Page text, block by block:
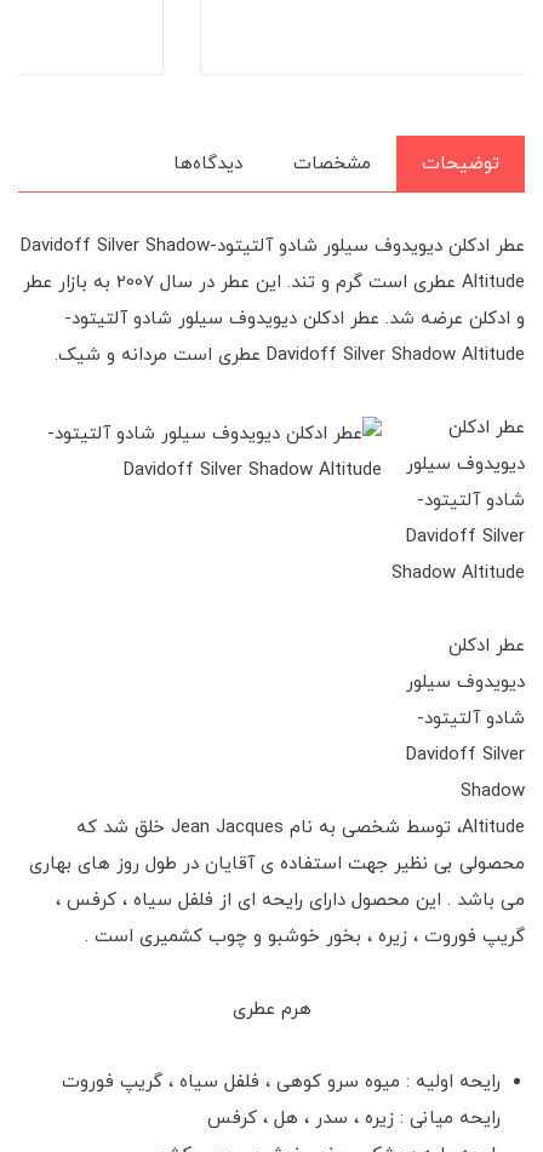
توضیحات مشخصات دیدگاه‌ها
عطر ادکلن دیویدوف سیلور شادو آلتیتود-Davidoff Silver Shadow
Altitude عطری است گرم و تند. این عطر در سال 2007 به بازار عطر
و ادکلن عرضه شد. عطر ادکلن دیویدوف سیلور شادو آلتیتود-
Davidoff Silver Shadow Altitude عطری است مردانه و شیک.
عطر ادکلن
دیویدوف سیلور
شادو آلتیتود-
Davidoff Silver
Shadow Altitude
عطر ادکلن
دیویدوف سیلور
شادو آلتیتود-
Davidoff Silver
Shadow
Altitude، توسط شخصی به نام Jean Jacques خلق شد که
محصولی بی نظیر جهت استفاده ی آقایان در طول روز های بهاری
می باشد . این محصول دارای رایحه ای از فلفل سیاه ، کرفس ،
گریپ فوروت ، زیره ، بخور خوشبو و چوب کشمیری است .
هرم عطری
رایحه اولیه : میوه سرو کوهی ، فلفل سیاه ، گریپ فوروت
رایحه میانی : زیره ، سدر ، هل ، کرفس